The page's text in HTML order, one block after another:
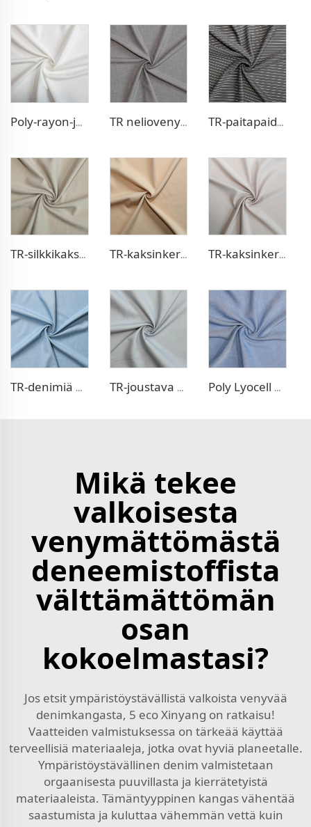
Poly-rayon-joustava mekkokangas TR neliovenynä housujen kangas TR-paitapaidan puserokangas
TR-silkkikaksoiskangas, tyylinen takinkangas TR-kaksinkertainen mekkokangas TR-kaksinkertainen mekkokangas
TR-denimiä muistuttava kangas TR-joustava denimiä muistuttava kangas Poly Lyocell Denim -kaltaisia kankaita
Mikä tekee
valkoisesta
venymättömästä
deneemistoffista
välttämättömän
osan
kokoelmastasi?
Jos etsit ympäristöystävällistä valkoista venyvää
denimkangasta, 5 eco Xinyang on ratkaisu!
Vaatteiden valmistuksessa on tärkeää käyttää
terveellisiä materiaaleja, jotka ovat hyviä planeetalle.
Ympäristöystävällinen denim valmistetaan
orgaanisesta puuvillasta ja kierrätetyistä
materiaaleista. Tämäntyyppinen kangas vähentää
saastumista ja kuluttaa vähemmän vettä kuin